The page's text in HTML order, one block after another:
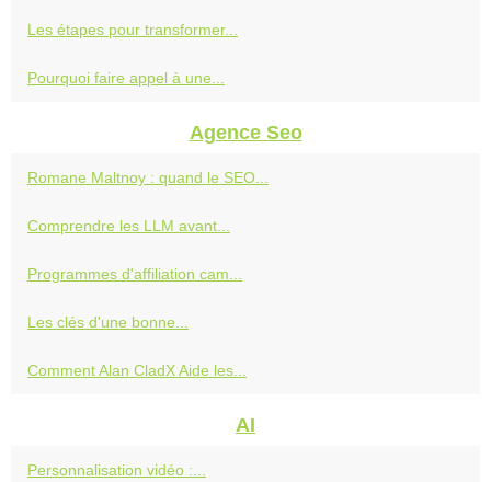
Les étapes pour transformer...
Pourquoi faire appel à une...
Agence Seo
Romane Maltnoy : quand le SEO...
Comprendre les LLM avant...
Programmes d'affiliation cam...
Les clés d'une bonne...
Comment Alan CladX Aide les...
AI
Personnalisation vidéo :...